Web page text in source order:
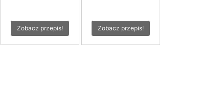
Zobacz przepis! Zobacz przepis!